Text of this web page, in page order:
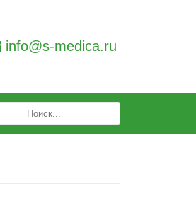
info@s-medica.ru